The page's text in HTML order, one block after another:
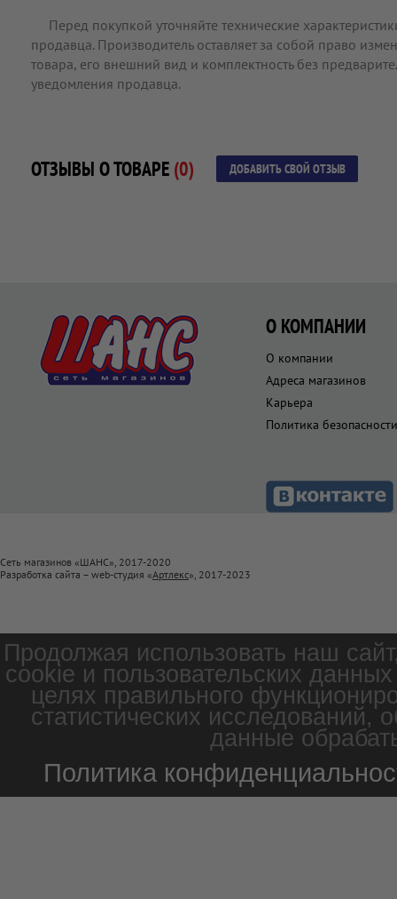
Перед покупкой уточняйте технические
продавца. Производитель оставляет за собой право
товара, его внешний вид и комплектность без
уведомления продавца.
ОТЗЫВЫ О ТОВАРЕ (0) ДОБАВИТЬ СВОЙ ОТЗЫВ
О КОМПАНИИ
О компании
Адреса магазинов
Карьера
Политика безопасности
Сеть магазинов «ШАНС», 2017-2020
Разработка сайта – web-студия «Артлекс», 2017-2023
Продолжая использовать наш
cookie и пользовательских
целях правильного
статистических
данные
Политика